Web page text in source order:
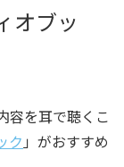
オブッ
容を耳で聴くこ
ク 」がおすすめ